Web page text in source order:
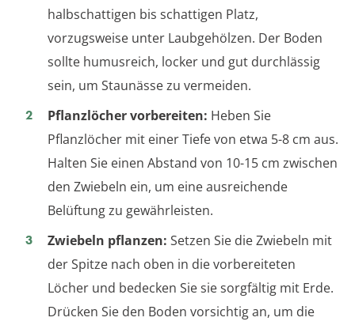
halbschattigen bis schattigen Platz,
vorzugsweise unter Laubgehölzen. Der Boden
sollte humusreich, locker und gut durchlässig
sein, um Staunässe zu vermeiden.
Pflanzlöcher vorbereiten: Heben Sie
Pflanzlöcher mit einer Tiefe von etwa 5-8 cm aus.
Halten Sie einen Abstand von 10-15 cm zwischen
den Zwiebeln ein, um eine ausreichende
Belüftung zu gewährleisten.
Zwiebeln pflanzen: Setzen Sie die Zwiebeln mit
der Spitze nach oben in die vorbereiteten
Löcher und bedecken Sie sie sorgfältig mit Erde.
Drücken Sie den Boden vorsichtig an, um die